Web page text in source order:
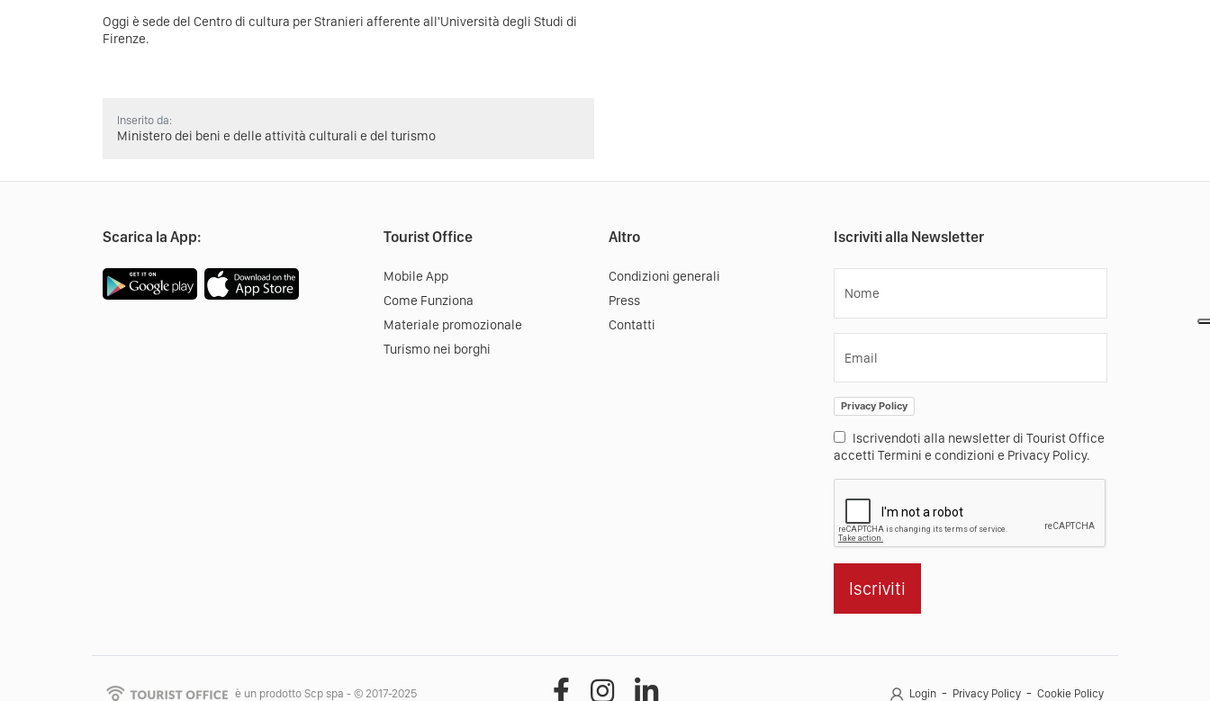
Oggi è sede del Centro di cultura per Stranieri afferente all'Università degli Studi di
Firenze.
Inserito da:
Ministero dei beni e delle attività culturali e del turismo
Scarica la App: Tourist Office
Mobile App
Come Funziona
Materiale promozionale
Turismo nei borghi
Altro
Condizioni generali
Press
Contatti
Iscriviti alla Newsletter
Nome
Email
Privacy Policy
Iscrivendoti alla newsletter di Tourist Office
accetti Termini e condizioni e Privacy Policy.
Iscriviti
Login Privacy Policy Cookie Policy
è un prodotto Scp spa - © 2017-2025